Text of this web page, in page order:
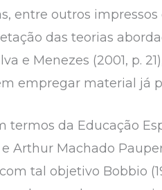
entre outros impressos
das teorias
e Menezes (2001, p.
empregar material já
da Educação
Arthur Machado
tal objetivo Bobbio